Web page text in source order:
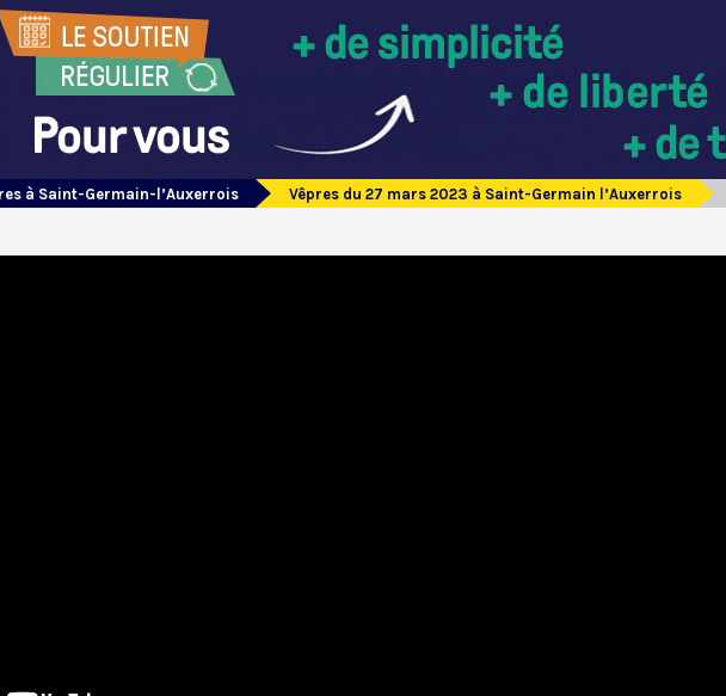
à Saint-Germain-l’Auxerrois Vêpres du 27 mars 2023 à Saint-Germain l’Auxerrois